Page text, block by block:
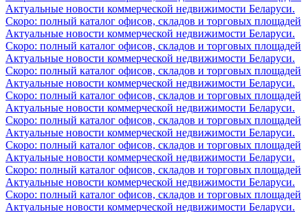
Актуальные новости коммерческой недвижимости Беларуси.
Скоро: полный каталог офисов, складов и торговых площадей
Актуальные новости коммерческой недвижимости Беларуси.
Скоро: полный каталог офисов, складов и торговых площадей
Актуальные новости коммерческой недвижимости Беларуси.
Скоро: полный каталог офисов, складов и торговых площадей
Актуальные новости коммерческой недвижимости Беларуси.
Скоро: полный каталог офисов, складов и торговых площадей
Актуальные новости коммерческой недвижимости Беларуси.
Скоро: полный каталог офисов, складов и торговых площадей
Актуальные новости коммерческой недвижимости Беларуси.
Скоро: полный каталог офисов, складов и торговых площадей
Актуальные новости коммерческой недвижимости Беларуси.
Скоро: полный каталог офисов, складов и торговых площадей
Актуальные новости коммерческой недвижимости Беларуси.
Скоро: полный каталог офисов, складов и торговых площадей
Актуальные новости коммерческой недвижимости Беларуси.